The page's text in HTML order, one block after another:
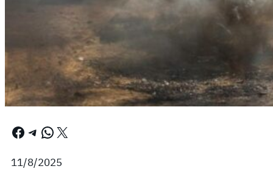
Facebook Telegram WhatsApp X
11/8/2025